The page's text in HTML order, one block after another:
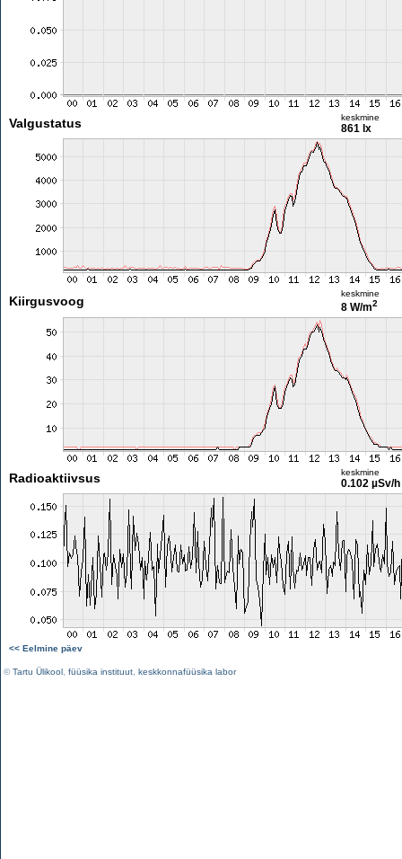
Valgustatus keskmine
861 lx
Kiirgusvoog
keskmine
8 W/m2
Radioaktiivsus keskmine
0.102 µSv/h
<< Eelmine päev
©Tartu Ülikool füüsika instituut keskkonnafüüsika labor